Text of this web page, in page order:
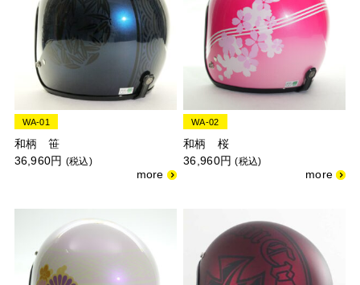
WA-01
和柄 笹
36,960円 (税込)
WA-02
和柄 桜
36,960円(税込)